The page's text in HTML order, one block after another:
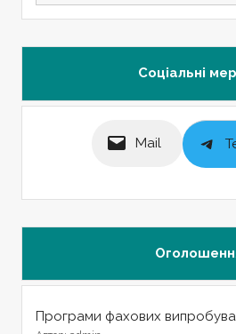
Соціальні
Mail
Програми фахових